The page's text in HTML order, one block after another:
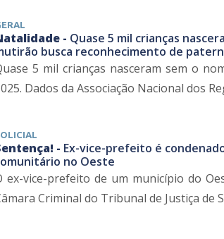
- Quase 5 mil crianças
busca reconhecimento de
5 mil crianças nasceram sem o
Dados da Associação Nacional dos
- Ex-vice-prefeito é
no Oeste
ex-vice-prefeito de um município do
Criminal do Tribunal de Justiça de